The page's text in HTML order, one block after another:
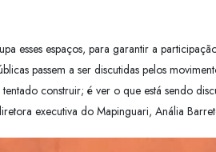
esses espaços, para garantir a
passem a ser discutidas pelos
construir; é ver o que está sendo
executiva do Mapinguari, Anália